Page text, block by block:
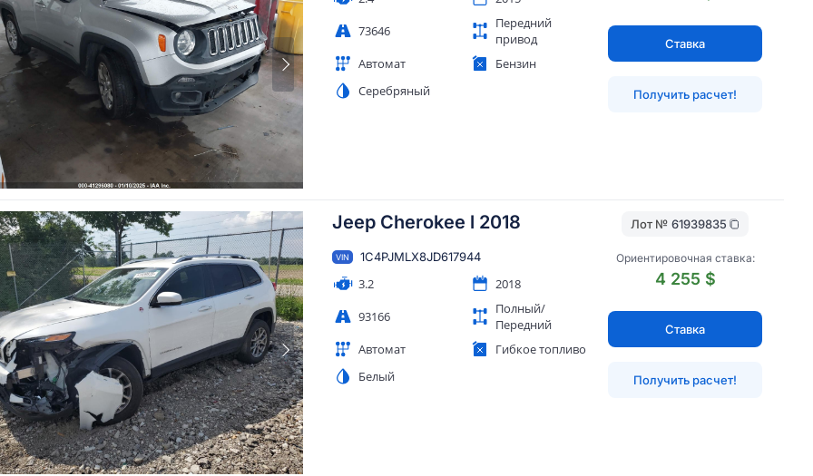
73646
Передний
привод
Автомат
Бензин
Серебряный
Ставка
Получить расчет!
Jeep Cherokee l 2018
VIN 1C4PJMLX8JD617944
3.2
2018
93166
Полный/
Передний
Автомат
Гибкое топливо
Белый
Лот № 61939835
Ориентировочная ставка:
4 255 $
Ставка
Получить расчет!